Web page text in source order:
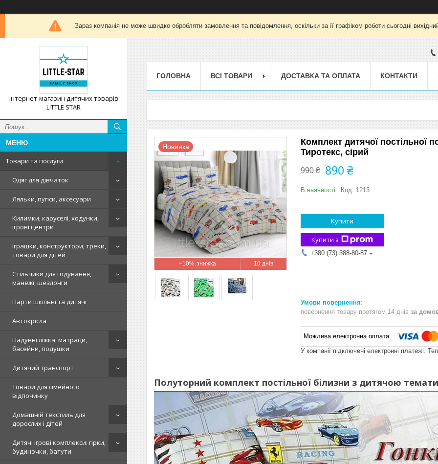
Зараз компанія не може швидко обробляти замовлення та повідомлення, оскільки за її графіком роботи сьогодні
інтернет-магазин дитячих товарів
LITTLE STAR
Товари та послуги
Одяг для дівчаток
Ляльки, пупси, аксесуари
Килимки, каруселі, ходунки,
ігрові центри
Іграшки, конструктори, треки,
товари для дітей
Стільчики для годування,
манежі, шезлонги
Парти шкільні та дитячі
Автокрісла
Надувні ліжка, матраци,
басейни, подушки
Дитячий транспорт
Товари для сімейного
відпочинку
Домашній текстиль для
дорослих і дітей
Дитячі ігрові комплекси: гірки,
будиночки, батути
ГОЛОВНА ВСІ ТОВАРИ ДОСТАВКА ТА ОПЛАТА КОНТАКТИ
–10% 10 днів
Новинка
Комплект дитячої постільної
Тиротекс, сірий
990 ₴ 890 ₴
В наявності Код: 1213
Купити
Купити з
+380 (73) 388-80-87
повернення товару протягом 14 днів за
У компанії підключені електронні платежі.
Полуторний комплект постільної білизни з дитячою